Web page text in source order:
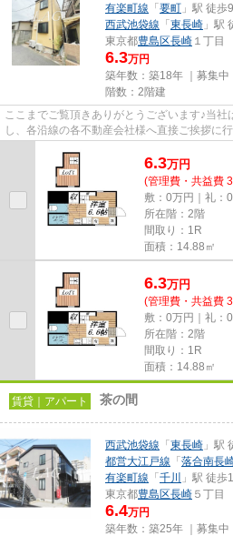
有楽町線 「 要町 」駅 徒歩
西武池袋線 「 東長崎 」駅
東京都豊島区長崎 １丁目
6.3万円
築年数：築18年 ｜募集中
階数：2階建
ここまでご覧頂きありがとうございます♪当
し、各沿線の各不動産会社様へ直接ご挨拶に
6.3万円
(管理費・共益費
敷：0万円｜礼：
所在階：2階
間取り：1R
面積：14.88㎡
6.3万円
(管理費・共益費
敷：0万円｜礼：
所在階：2階
間取り：1R
面積：14.88㎡
賃貸｜アパート 茶の間
西武池袋線 「 東長崎 」駅
都営大江戸線 「 落合南長
有楽町線 「 千川
」駅 徒歩
東京都豊島区長崎 ５丁目
6.4万円
築年数：築25年 ｜募集中